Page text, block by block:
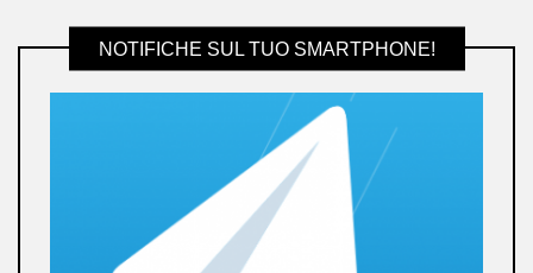
NOTIFICHE SUL TUO SMARTPHONE!